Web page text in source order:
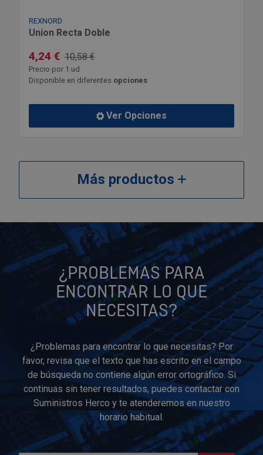
REXNORD
Union Recta Doble
4,24 € 10,58 €
Precio por 1 ud
Disponible en diferentes opciones
Ver Opciones
Más productos
¿PROBLEMAS PARA
ENCONTRAR LO QUE
NECESITAS?
¿Problemas para encontrar lo que necesitas? Por
favor, revisa que el texto que has escrito en el campo
de búsqueda no contiene algún error ortográfico. Si
continuas sin tener resultados, puedes contactar con
Suministros Herco y te atenderemos en nuestro
horario habitual.